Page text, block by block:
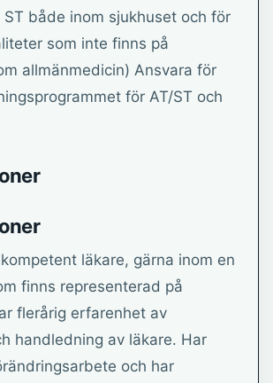
både inom sjukhuset och för
som inte finns på
allmänmedicin) Ansvara för
för AT/ST och
läkare, gärna inom en
finns representerad på
flerårig erfarenhet av
handledning av läkare. Har
och har